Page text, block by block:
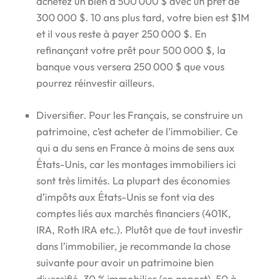
300 000 $. 10 ans plus tard, votre bien est $1M
et il vous reste à payer 250 000 $. En
refinançant votre prêt pour 500 000 $, la
banque vous versera 250 000 $ que vous
pourrez réinvestir ailleurs.
Diversifier. Pour les Français, se construire un
patrimoine, c’est acheter de l’immobilier. Ce
qui a du sens en France à moins de sens aux
États-Unis, car les montages immobiliers ici
sont très limités. La plupart des économies
d’impôts aux États-Unis se font via des
comptes liés aux marchés financiers (401K,
IRA, Roth IRA etc.). Plutôt que de tout investir
dans l’immobilier, je recommande la chose
suivante pour avoir un patrimoine bien